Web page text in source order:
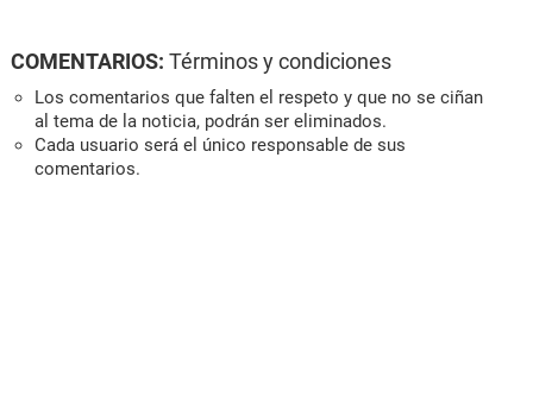
COMENTARIOS: Términos y condiciones
Los comentarios que falten el respeto y que no se ciñan
al tema de la noticia, podrán ser eliminados.
Cada usuario será el único responsable de sus
comentarios.